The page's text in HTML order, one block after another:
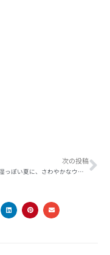
次の投稿
じとじと湿っぽい夏に、さわやかなウォッチ入荷しました！オリエント クオーツ メンズRN-SP0002S